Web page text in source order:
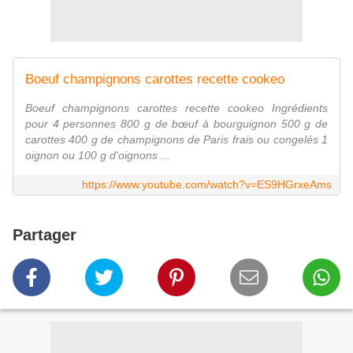
Boeuf champignons carottes recette cookeo
Boeuf champignons carottes recette cookeo Ingrédients
pour 4 personnes 800 g de bœuf à bourguignon 500 g de
carottes 400 g de champignons de Paris frais ou congelés 1
oignon ou 100 g d'oignons ...
https://www.youtube.com/watch?v=ES9HGrxeAms
Partager